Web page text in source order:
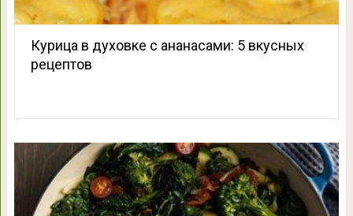
Курица в духовке с ананасами: 5 вкусных
рецептов